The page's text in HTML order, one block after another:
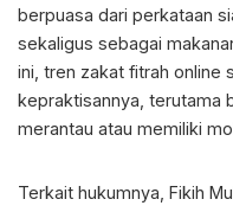
berpuasa dari perkataan
sekaligus sebagai
ini, tren zakat fitrah online
kepraktisannya, terutama
merantau atau memiliki
Terkait hukumnya, Fikih